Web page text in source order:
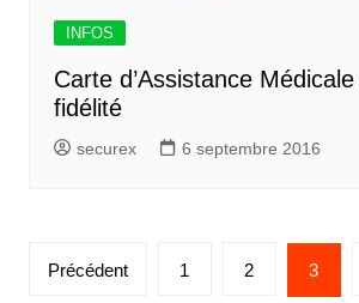
INFOS
Carte d’Assistance
fidélité
securex 6 septembre 2016
Précédent 1 2 3